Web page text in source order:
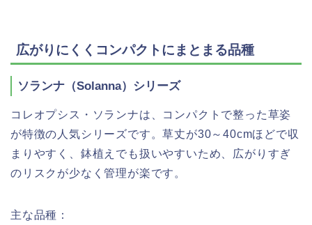
広がりにくくコンパクトにまとまる品種
ソランナ（Solanna）シリーズ
コレオプシス・ソランナは、コンパクトで整った草姿
が特徴の人気シリーズです。草丈が30～40cmほどで収
まりやすく、鉢植えでも扱いやすいため、広がりすぎ
のリスクが少なく管理が楽です。
主な品種：